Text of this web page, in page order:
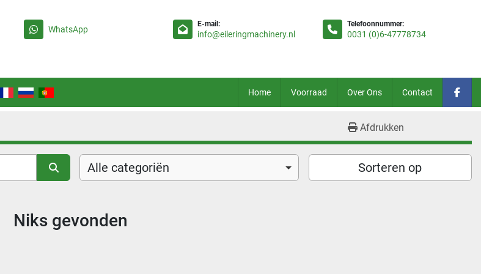
WhatsApp
E-mail:
info@eileringmachinery.nl
Telefoonnummer:
0031 (0)6-47778734
Home Voorraad Over Ons Contact
Afdrukken
Alle categoriën Sorteren op
Niks gevonden